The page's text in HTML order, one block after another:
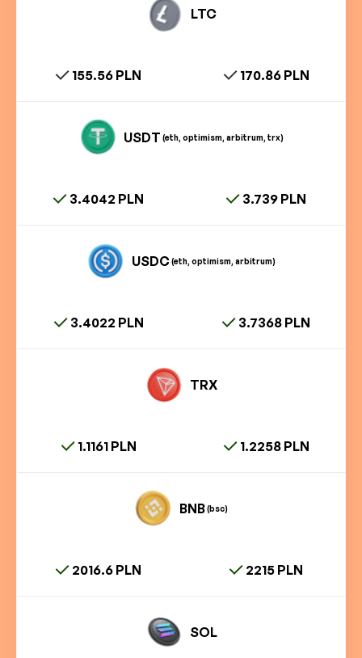
LTC
155.56 PLN 170.86 PLN
USDT (eth, optimism, arbitrum, trx)
3.4042 PLN 3.739 PLN
USDC(eth, optimism, arbitrum)
3.4022 PLN 3.7368 PLN
TRX
1.1161 PLN 1.2258 PLN
BNB(bsc)
2016.6 PLN 2215 PLN
SOL